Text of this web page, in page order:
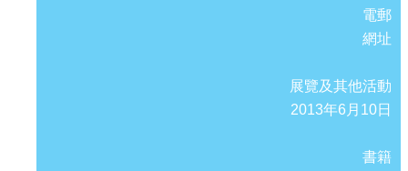
電郵
網址
展覽及其他活動
2013年6月10日
書籍